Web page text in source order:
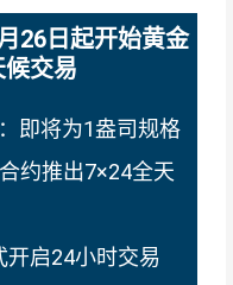
26日起开始黄金
交易
即将为1盎司规格
约推出7×24全天
开启24小时交易